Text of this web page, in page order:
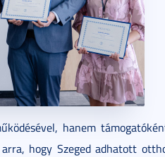
hanem
hogy Szeged adhatott